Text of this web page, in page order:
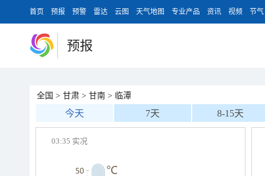
首页 预报 预警 雷达 云图 天气地图 专业产品 资讯 视频 节气
预报
全国 > 甘肃 > 甘南 > 临潭
今天 7天 8-15天
03:35 实况